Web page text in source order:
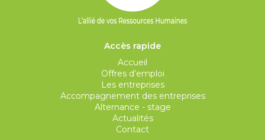
Accès rapide
Accueil
Offres d’emploi
Les entreprises
Accompagnement des entreprises
Alternance - stage
Actualités
Contact